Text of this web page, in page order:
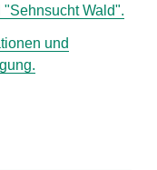
Wald".
und